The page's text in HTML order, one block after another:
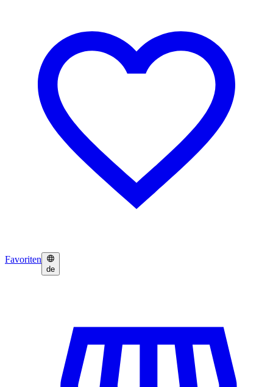
Favoriten
de